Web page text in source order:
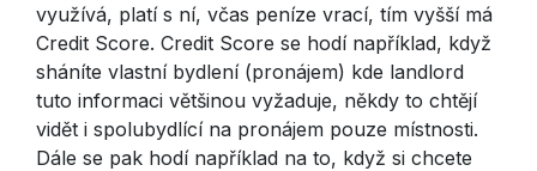
využívá, platí s ní, včas peníze vrací, tím vyšší má
Credit Score. Credit Score se hodí například, když
sháníte vlastní bydlení (pronájem) kde landlord
tuto informaci většinou vyžaduje, někdy to chtějí
vidět i spolubydlící na pronájem pouze místnosti.
Dále se pak hodí například na to, když si chcete